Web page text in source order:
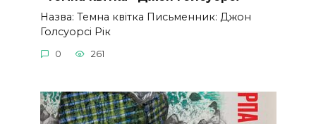
Назва: Темна квітка Письменник: Джон
Голсуорсі Рік
0 261